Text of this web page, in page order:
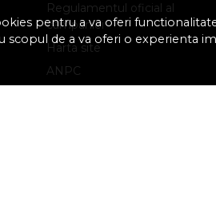
pentru a va oferi
scopul de a va oferi o experienta
Regulamentul oficial al
campaniei
Harta site
ANPC